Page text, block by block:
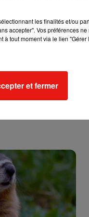
les finalités et/ou
accepter". Vos préférences
à tout moment via le lien
et fermer